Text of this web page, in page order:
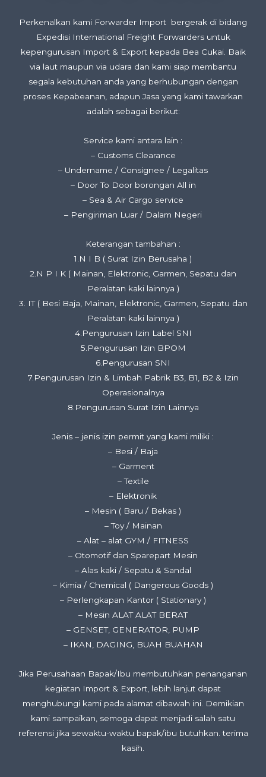
Perkenalkan kami Forwarder Import bergerak di bidang
Expedisi International Freight Forwarders untuk
kepengurusan Import & Export kepada Bea Cukai. Baik
via laut maupun via udara dan kami siap membantu
segala kebutuhan anda yang berhubungan dengan
proses Kepabeanan, adapun Jasa yang kami tawarkan
adalah sebagai berikut:
Service kami antara lain :
– Customs Clearance
– Undername / Consignee / Legalitas
– Door To Door borongan All in
– Sea & Air Cargo service
– Pengiriman Luar / Dalam Negeri
Keterangan tambahan :
1.N I B ( Surat Izin Berusaha )
2.N P I K ( Mainan, Elektronic, Garmen, Sepatu dan
Peralatan kaki lainnya )
3. IT ( Besi Baja, Mainan, Elektronic, Garmen, Sepatu dan
Peralatan kaki lainnya )
4.Pengurusan Izin Label SNI
5.Pengurusan Izin BPOM
6.Pengurusan SNI
7.Pengurusan Izin & Limbah Pabrik B3, B1, B2 & Izin
Operasionalnya
8.Pengurusan Surat Izin Lainnya
Jenis – jenis izin permit yang kami miliki :
– Besi / Baja
– Garment
– Textile
– Elektronik
– Mesin ( Baru / Bekas )
– Toy / Mainan
– Alat – alat GYM / FITNESS
– Otomotif dan Sparepart Mesin
– Alas kaki / Sepatu & Sandal
– Kimia / Chemical ( Dangerous Goods )
– Perlengkapan Kantor ( Stationary )
– Mesin ALAT ALAT BERAT
– GENSET, GENERATOR, PUMP
– IKAN, DAGING, BUAH BUAHAN
Jika Perusahaan Bapak/Ibu membutuhkan penanganan
kegiatan Import & Export, lebih lanjut dapat
menghubungi kami pada alamat dibawah ini. Demikian
kami sampaikan, semoga dapat menjadi salah satu
referensi jika sewaktu-waktu bapak/ibu butuhkan. terima
kasih.